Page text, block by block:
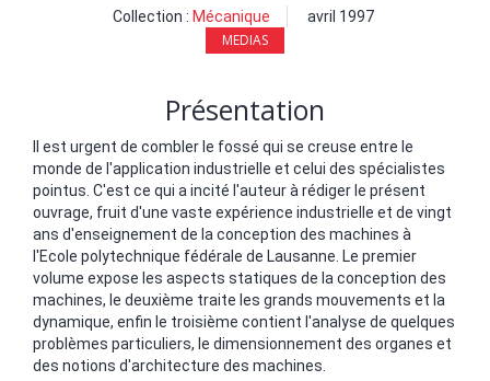
Collection : Mécanique avril 1997
MEDIAS
Présentation
Il est urgent de combler le fossé qui se creuse entre le
monde de l'application industrielle et celui des spécialistes
pointus. C'est ce qui a incité l'auteur à rédiger le présent
ouvrage, fruit d'une vaste expérience industrielle et de vingt
ans d'enseignement de la conception des machines à
l'Ecole polytechnique fédérale de Lausanne. Le premier
volume expose les aspects statiques de la conception des
machines, le deuxième traite les grands mouvements et la
dynamique, enfin le troisième contient l'analyse de quelques
problèmes particuliers, le dimensionnement des organes et
des notions d'architecture des machines.